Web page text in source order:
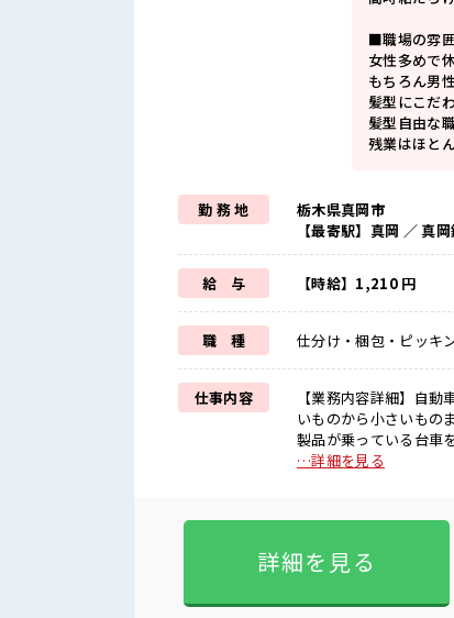
■職場の雰
女性多めで
もちろん男
髪型にこだ
髪型自由な
残業はほと
勤 務 地
栃木県真岡市
【最寄駅】真岡 ／ 真
給 与 【時給】1,210 円
職 種 仕分け・梱包・ピッキ
仕事内容
【業務内容詳細】自
いものから小さいもの
製品が乗っている台車
ル製品【重量物】～10キロ程度 ■お仕事PR ≪女性も活躍中の職場≫
経験OKの仕事≫ 新し
ます！ イチからスキ
時給だらけの派遣のお仕事です！ ■職場の雰囲気 女性多めで休み
る職場です！ もちろ
由な職場！ 残業はほと
…詳細を見る
詳細を見る